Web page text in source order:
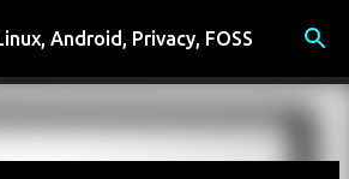
στο κύριο περιεχόμενο
Android, Privacy, FOSS